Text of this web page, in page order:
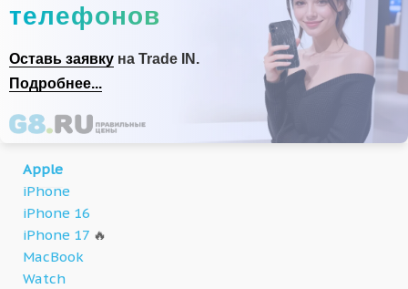
телефонов
Оставь заявку на Trade IN.
Подробнее...
Apple
iPhone
iPhone 16
iPhone 17 🔥
MacBook
Watch